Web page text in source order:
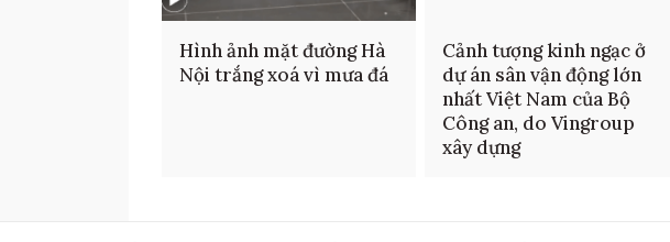
Hình ảnh mặt đường Hà
Nội trắng xoá vì mưa đá
Cảnh tượng kinh ngạc ở
dự án sân vận động lớn
nhất Việt Nam của Bộ
Công an, do Vingroup
xây dựng